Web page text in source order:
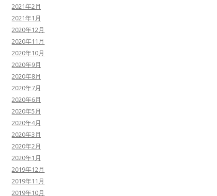
2021年2月
2021年1月
2020年12月
2020年11月
2020年10月
2020年9月
2020年8月
2020年7月
2020年6月
2020年5月
2020年4月
2020年3月
2020年2月
2020年1月
2019年12月
2019年11月
2019年10月